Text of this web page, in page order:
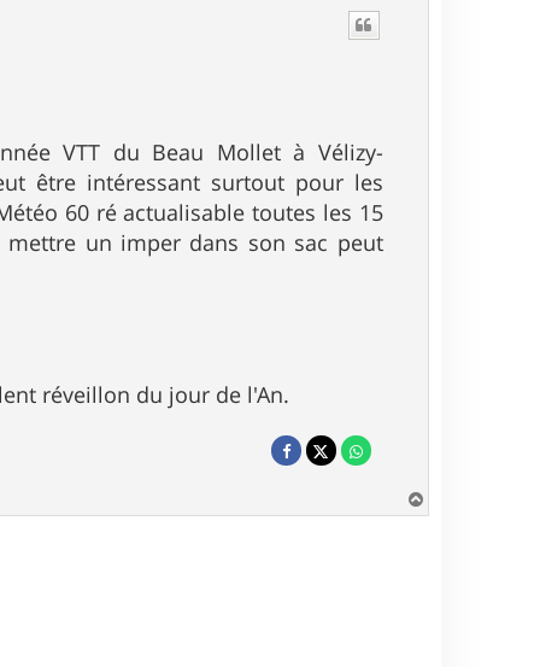
VTT du Beau Mollet à Vélizy-
être intéressant surtout pour les
60 ré actualisable toutes les 15
un imper dans son sac peut
réveillon du jour de l'An.
a